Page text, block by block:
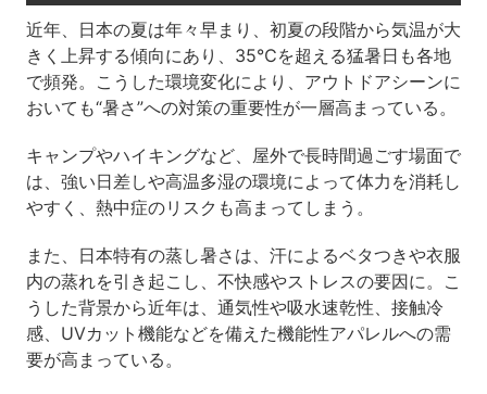
近年、日本の夏は年々早まり、初夏の段階から気温が大
きく上昇する傾向にあり、35℃を超える猛暑日も各地
で頻発。こうした環境変化により、アウトドアシーンに
おいても“暑さ”への対策の重要性が一層高まっている。
キャンプやハイキングなど、屋外で長時間過ごす場面で
は、強い日差しや高温多湿の環境によって体力を消耗し
やすく、熱中症のリスクも高まってしまう。
また、日本特有の蒸し暑さは、汗によるベタつきや衣服
内の蒸れを引き起こし、不快感やストレスの要因に。こ
うした背景から近年は、通気性や吸水速乾性、接触冷
感、UVカット機能などを備えた機能性アパレルへの需
要が高まっている。